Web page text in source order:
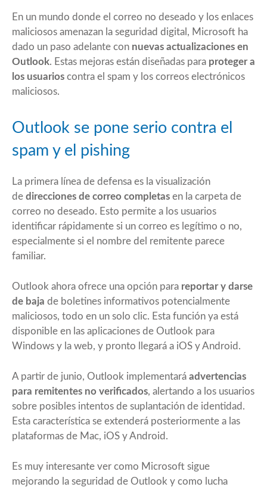
En un mundo donde el correo no deseado y los enlaces
maliciosos amenazan la seguridad digital, Microsoft ha
dado un paso adelante con nuevas actualizaciones en
Outlook. Estas mejoras están diseñadas para proteger a
los usuarios contra el spam y los correos electrónicos
maliciosos.
Outlook se pone serio contra el
spam y el pishing
La primera línea de defensa es la visualización
de direcciones de correo completas en la carpeta de
correo no deseado. Esto permite a los usuarios
identificar rápidamente si un correo es legítimo o no,
especialmente si el nombre del remitente parece
familiar.
Outlook ahora ofrece una opción para reportar y darse
de baja de boletines informativos potencialmente
maliciosos, todo en un solo clic. Esta función ya está
disponible en las aplicaciones de Outlook para
Windows y la web, y pronto llegará a iOS y Android.
A partir de junio, Outlook implementará advertencias
para remitentes no verificados, alertando a los usuarios
sobre posibles intentos de suplantación de identidad.
Esta característica se extenderá posteriormente a las
plataformas de Mac, iOS y Android.
Es muy interesante ver como Microsoft sigue
mejorando la seguridad de Outlook y como lucha